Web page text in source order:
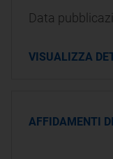
Data
VISUALIZZA
AFFIDAMENTI